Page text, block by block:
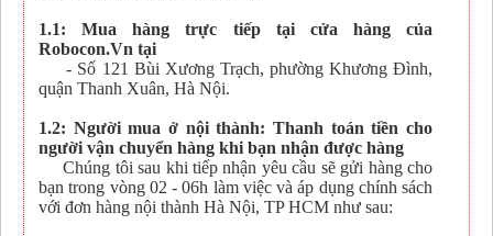
1.1: Mua hàng trực tiếp tại cửa hàng của
Robocon.Vn tại
- Số 121 Bùi Xương Trạch, phường Khương Đình,
quận Thanh Xuân, Hà Nội.
1.2: Người mua ở nội thành: Thanh toán tiền cho
người vận chuyển hàng khi bạn nhận được hàng
Chúng tôi sau khi tiếp nhận yêu cầu sẽ gửi hàng cho
bạn trong vòng 02 - 06h làm việc và áp dụng chính sách
với đơn hàng nội thành Hà Nội, TP HCM như sau: